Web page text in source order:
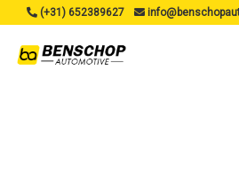
(+31) 652389627